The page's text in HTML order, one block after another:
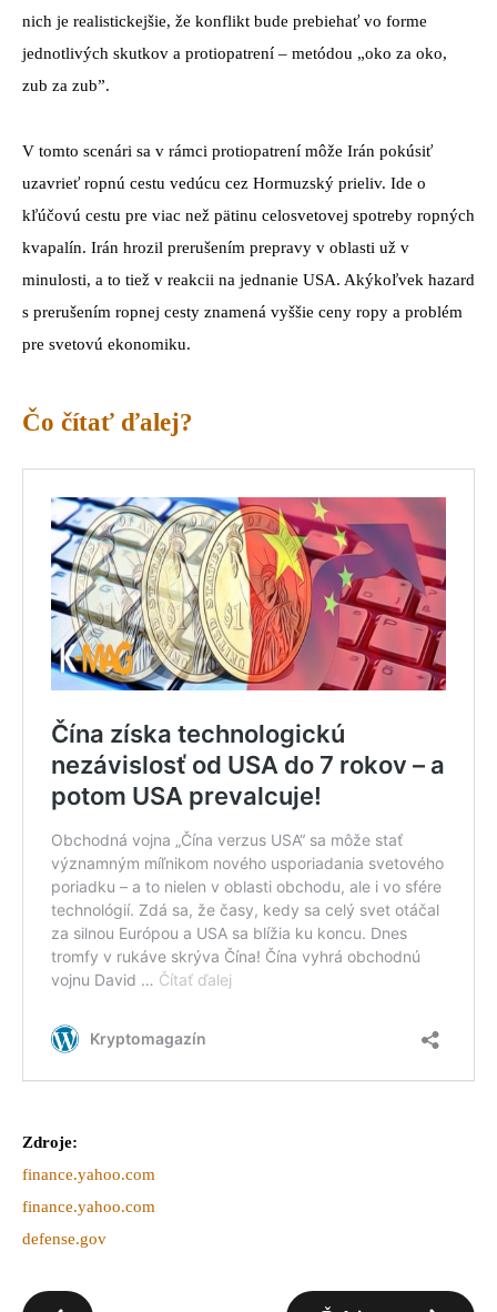
nich je realistickejšie, že konflikt bude prebiehať vo forme
jednotlivých skutkov a protiopatrení – metódou „oko za oko,
zub za zub”.
V tomto scenári sa v rámci protiopatrení môže Irán pokúsiť
uzavrieť ropnú cestu vedúcu cez Hormuzský prieliv. Ide o
kľúčovú cestu pre viac než pätinu celosvetovej spotreby ropných
kvapalín. Irán hrozil prerušením prepravy v oblasti už v
minulosti, a to tiež v reakcii na jednanie USA. Akýkoľvek hazard
s prerušením ropnej cesty znamená vyššie ceny ropy a problém
pre svetovú ekonomiku.
Čo čítať ďalej?
Zdroje:
finance.yahoo.com
finance.yahoo.com
defense.gov